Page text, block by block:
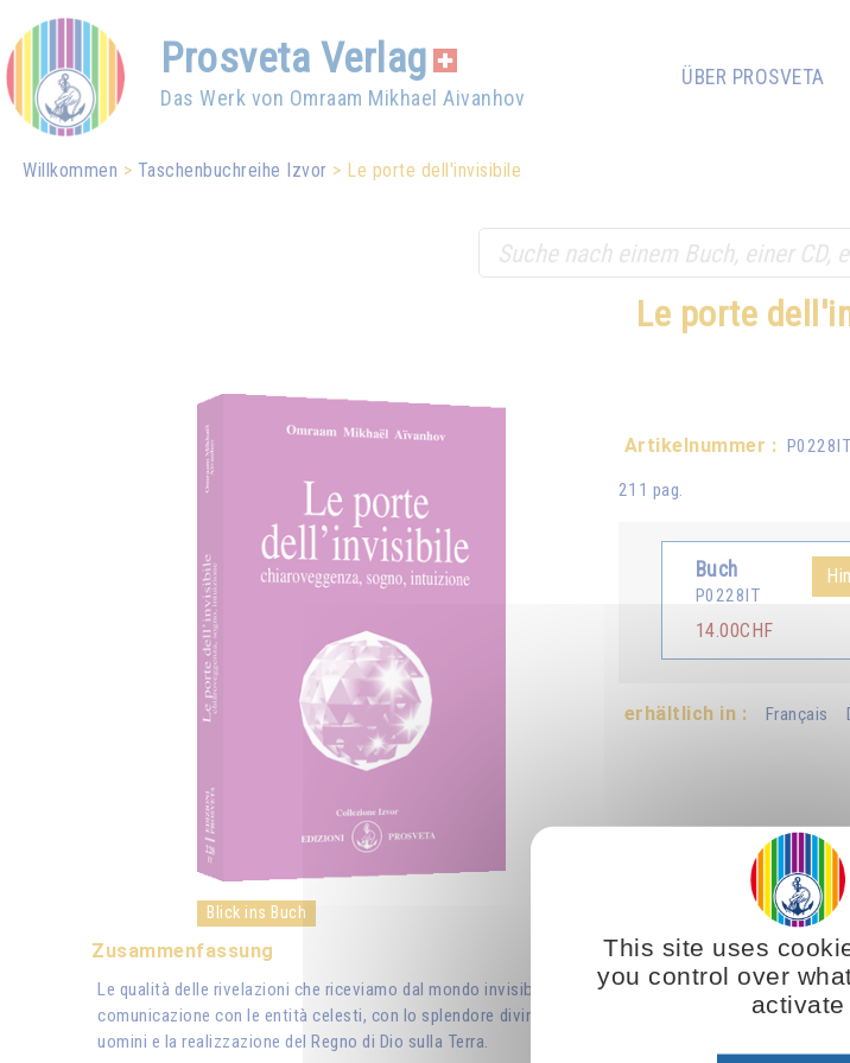
Prosveta Verlag
Das Werk von Omraam Mikhael Aivanhov
ÜBER PROSVETA
Willkommen Taschenbuchreihe Izvor Le porte dell'invisibile
Le porte
Blick ins Buch
Artikelnummer : P0228IT
211 pag.
Buch
P0228IT
14.00CHF
erhältlich in : Français
Zusammenfassung
Le qualità delle rivelazioni che riceviamo dal mondo invisibile dipendono dal grado di evoluzione
comunicazione con le entità celesti, con lo splendore divino, occorre, prima di tutto purificarsi, poi
uomini e la realizzazione del Regno di Dio sulla Terra.
This site uses
you control over
activate